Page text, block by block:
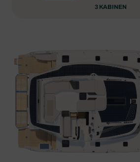
3 KABINEN